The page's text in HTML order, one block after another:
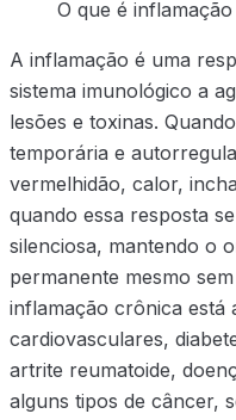
O que é
A inflamação é uma
sistema imunológico a
lesões e toxinas.
temporária e
vermelhidão, calor,
quando essa resposta
silenciosa, mantendo o
permanente mesmo
inflamação crônica está
cardiovasculares,
artrite reumatoide,
alguns tipos de câncer,